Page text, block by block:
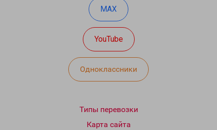
MAX
YouTube
Одноклассники
Типы перевозки
Карта сайта